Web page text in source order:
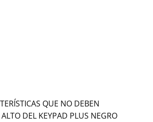
QUE NO DEBEN
ALTO DEL KEYPAD PLUS NEGRO